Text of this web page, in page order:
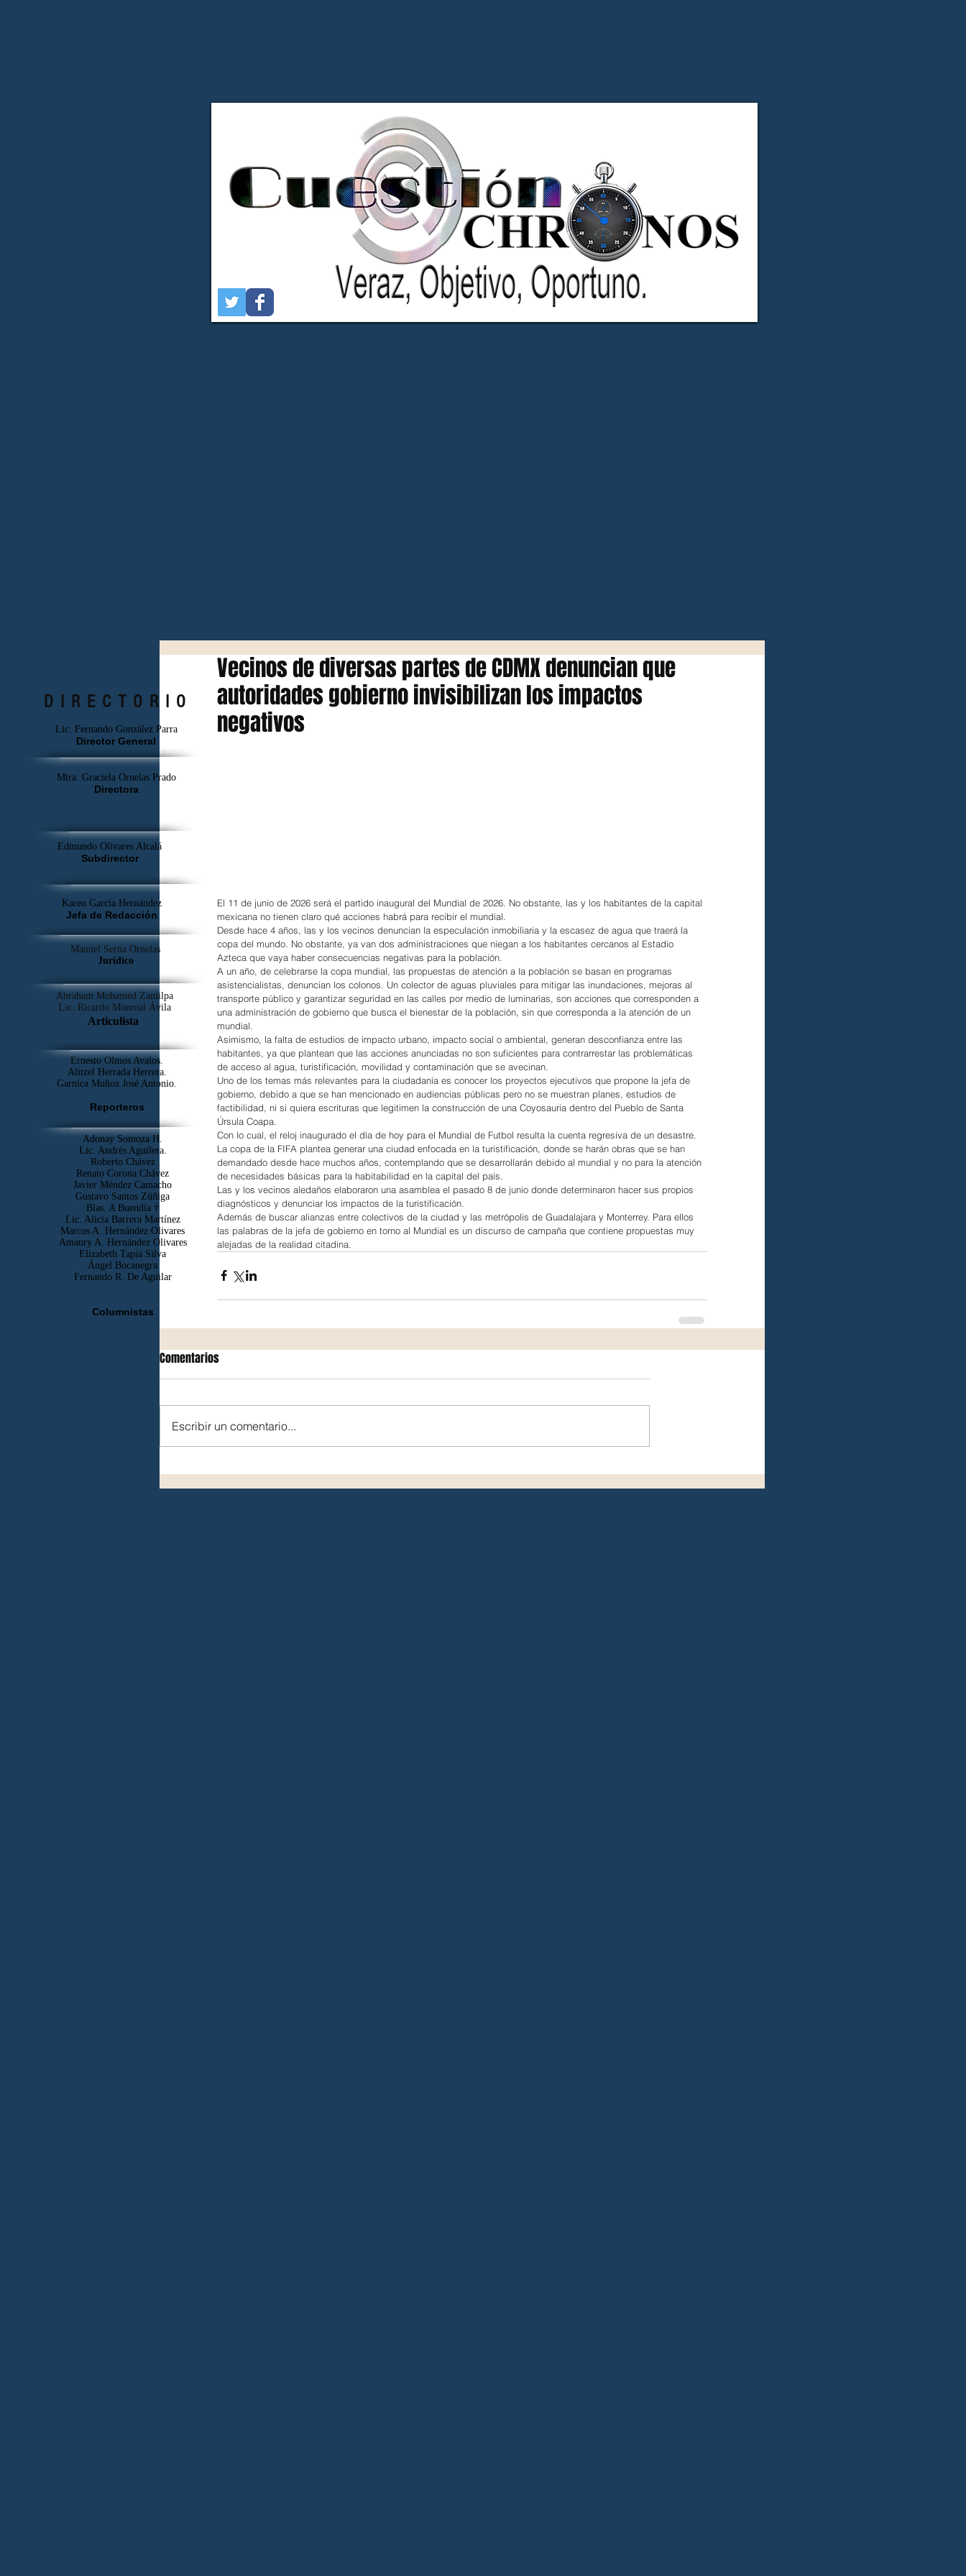
Vecinos de diversas partes de CDMX denuncian que
autoridades gobierno invisibilizan los impactos
negativos
El 11 de junio de 2026 será el partido inaugural del Mundial de 2026. No obstante, las y los habitantes de la capital
mexicana no tienen claro qué acciones habrá para recibir el mundial.
Desde hace 4 años, las y los vecinos denuncian la especulación inmobiliaria y la escasez de agua que traerá la
copa del mundo. No obstante, ya van dos administraciones que niegan a los habitantes cercanos al Estadio
Azteca que vaya haber consecuencias negativas para la población.
A un año, de celebrarse la copa mundial, las propuestas de atención a la población se basan en programas
asistencialistas, denuncian los colonos. Un colector de aguas pluviales para mitigar las inundaciones, mejoras al
transporte público y garantizar seguridad en las calles por medio de luminarias, son acciones que corresponden a
una administración de gobierno que busca el bienestar de la población, sin que corresponda a la atención de un
mundial.
Asimismo, la falta de estudios de impacto urbano, impacto social o ambiental, generan desconfianza entre las
habitantes, ya que plantean que las acciones anunciadas no son suficientes para contrarrestar las problemáticas
de acceso al agua, turistificación, movilidad y contaminación que se avecinan.
Uno de los temas más relevantes para la ciudadanía es conocer los proyectos ejecutivos que propone la jefa de
gobierno, debido a que se han mencionado en audiencias públicas pero no se muestran planes, estudios de
factibilidad, ni si quiera escrituras que legitimen la construcción de una Coyosauria dentro del Pueblo de Santa
Úrsula Coapa.
Con lo cual, el reloj inaugurado el día de hoy para el Mundial de Futbol resulta la cuenta regresiva de un desastre.
La copa de la FIFA plantea generar una ciudad enfocada en la turistificación, donde se harán obras que se han
demandado desde hace muchos años, contemplando que se desarrollarán debido al mundial y no para la atención
de necesidades básicas para la habitabilidad en la capital del país.
Las y los vecinos aledaños elaboraron una asamblea el pasado 8 de junio donde determinaron hacer sus propios
diagnósticos y denunciar los impactos de la turistificación.
Además de buscar alianzas entre colectivos de la ciudad y las metrópolis de Guadalajara y Monterrey. Para ellos
las palabras de la jefa de gobierno en torno al Mundial es un discurso de campaña que contiene propuestas muy
alejadas de la realidad citadina.
Comentarios
Escribir un comentario...
DIRECTORIO
Lic. Fernando González Parra
Director General
Mtra. Graciela Ornelas Prado
Directora
Edmundo Olivares Alcalá
Subdirector
Karen García Hernández
Jefa de Redacción
Manuel Serna Ornelas
Jurídico
Abraham Mohamed Zamilpa
Lic. Ricardo Monreal Ávila
Articulista
Ernesto Olmos Avalos.
Alitzel Herrada Herrera.
Garnica Muñoz José Antonio.
Reporteros
Adonay Somoza H.
Lic. Andrés Aguilera.
Roberto Chávez
Renato Corona Chávez
Javier Méndez Camacho
Gustavo Santos Zúñiga
Blas. A Buendía †
​Lic. Alicia Barrera Martínez
Marcos A. Hernández Olivares
Amaury A. Hernández Olivares
Elizabeth Tapia Silva
Ángel Bocanegra
Fernando R. De Aguilar
Columnistas